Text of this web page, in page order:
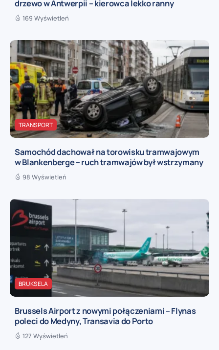
drzewo w Antwerpii – kierowca lekko ranny
169 Wyświetleń
TRANSPORT
Samochód dachował na torowisku tramwajowym
w Blankenberge – ruch tramwajów był wstrzymany
98 Wyświetleń
BRUKSELA
Brussels Airport z nowymi połączeniami – Flynas
poleci do Medyny, Transavia do Porto
127 Wyświetleń